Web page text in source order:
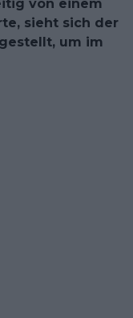
von einem
sieht sich der
um im